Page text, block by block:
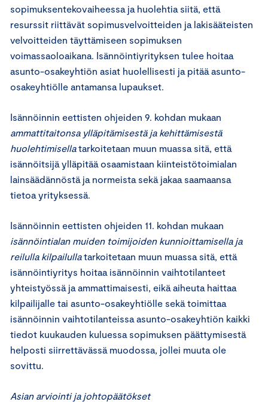
sopimuksentekovaiheessa ja huolehtia siitä, että
resurssit riittävät sopimusvelvoitteiden ja lakisääteisten
velvoitteiden täyttämiseen sopimuksen
voimassaoloaikana. Isännöintiyrityksen tulee hoitaa
asunto-osakeyhtiön asiat huolellisesti ja pitää asunto-
osakeyhtiölle antamansa lupaukset.
Isännöinnin eettisten ohjeiden 9. kohdan mukaan
ammattitaitonsa ylläpitämisestä ja kehittämisestä
huolehtimisellatarkoitetaan muun muassa sitä, että
isännöitsijä ylläpitää osaamistaan kiinteistötoimialan
lainsäädännöstä ja normeista sekä jakaa saamaansa
tietoa yrityksessä.
Isännöinnin eettisten ohjeiden 11. kohdan mukaan
isännöintialan muiden toimijoiden kunnioittamisella ja
reilulla kilpailullatarkoitetaan muun muassa sitä, että
isännöintiyritys hoitaa isännöinnin vaihtotilanteet
yhteistyössä ja ammattimaisesti, eikä aiheuta haittaa
kilpailijalle tai asunto-osakeyhtiölle sekä toimittaa
isännöinnin vaihtotilanteissa asunto-osakeyhtiön kaikki
tiedot kuukauden kuluessa sopimuksen päättymisestä
helposti siirrettävässä muodossa, jollei muuta ole
sovittu.
Asian arviointi ja johtopäätökset